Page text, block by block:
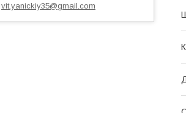
vit.yanickiy35@gmail.com